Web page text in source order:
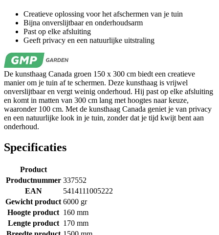
Creatieve oplossing voor het afschermen van je tuin
Bijna onverslijtbaar en onderhoudsarm
Past op elke afsluiting
Geeft privacy en een natuurlijke uitstraling
De kunsthaag Canada groen 150 x 300 cm biedt een creatieve
manier om je tuin af te schermen. Deze kunsthaag is vrijwel
onverslijtbaar en vergt weinig onderhoud. Hij past op elke afsluiting
en komt in matten van 300 cm lang met hoogtes naar keuze,
waaronder 100 cm. Met de kunsthaag Canada geniet je van privacy
en een natuurlijke look in je tuin, zonder dat je tijd kwijt bent aan
onderhoud.
Specificaties
Product
Productnummer 337552
EAN
5414111005222
Gewicht product 6000 gr
Hoogte product 160 mm
Lengte product 170 mm